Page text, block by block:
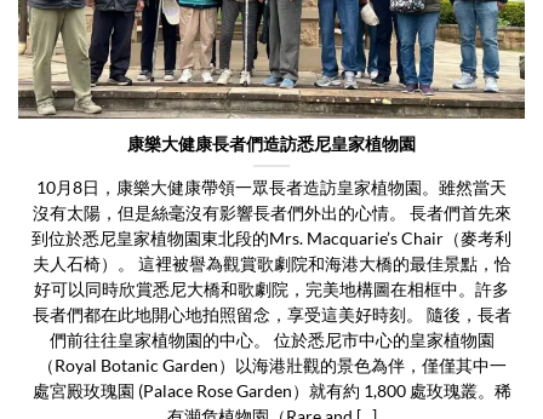
康樂大健康長者們造訪悉尼皇家植物園
10月8日，康樂大健康帶領一眾長者造訪皇家植物園。雖然當天
沒有太陽，但是絲毫沒有影響長者們外出的心情。 長者們首先來
到位於悉尼皇家植物園東北段的Mrs. Macquarie’s Chair（麥考利
夫人石椅）。 這裡被譽為觀賞歌劇院和海港大橋的最佳景點，恰
好可以同時欣賞悉尼大橋和歌劇院，完美地構圖在相框中。許多
長者們都在此地開心地拍照留念，享受這美好時刻。 隨後，長者
們前往往皇家植物園的中心。 位於悉尼市中心的皇家植物園
（Royal Botanic Garden）以海港壯觀的景色為伴，僅僅其中一
處宮殿玫瑰園 (Palace Rose Garden）就有約 1,800 處玫瑰叢。稀